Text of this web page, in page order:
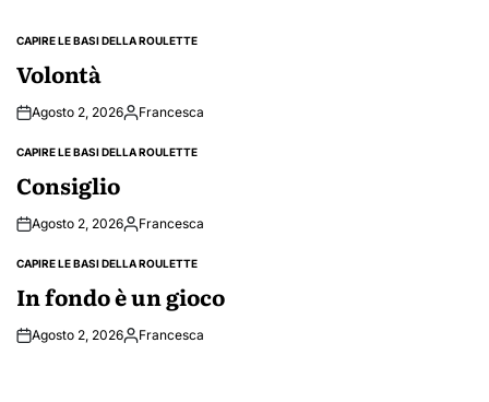
POSTED
CAPIRE LE BASI DELLA ROULETTE
Volontà
Agosto 2, 2026PostedFrancesca
POSTED
CAPIRE LE BASI DELLA ROULETTE
Consiglio
Agosto 2, 2026PostedFrancesca
POSTED
CAPIRE LE BASI DELLA ROULETTE
In fondo è un gioco
Agosto 2, 2026PostedFrancesca